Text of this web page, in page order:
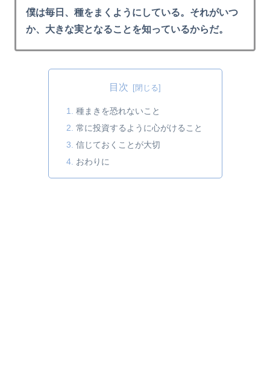
僕は毎日、種をまくようにしている。それがいつ
か、大きな実となることを知っているからだ。
目次
種まきを恐れないこと
常に投資するように心がけること
信じておくことが大切
おわりに